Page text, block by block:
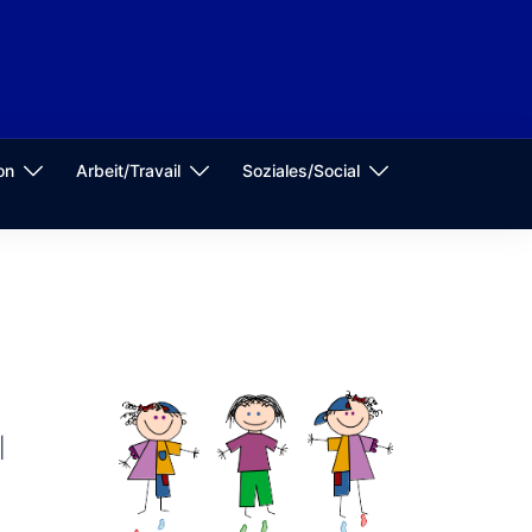
Arbeit/Travail Soziales/Social